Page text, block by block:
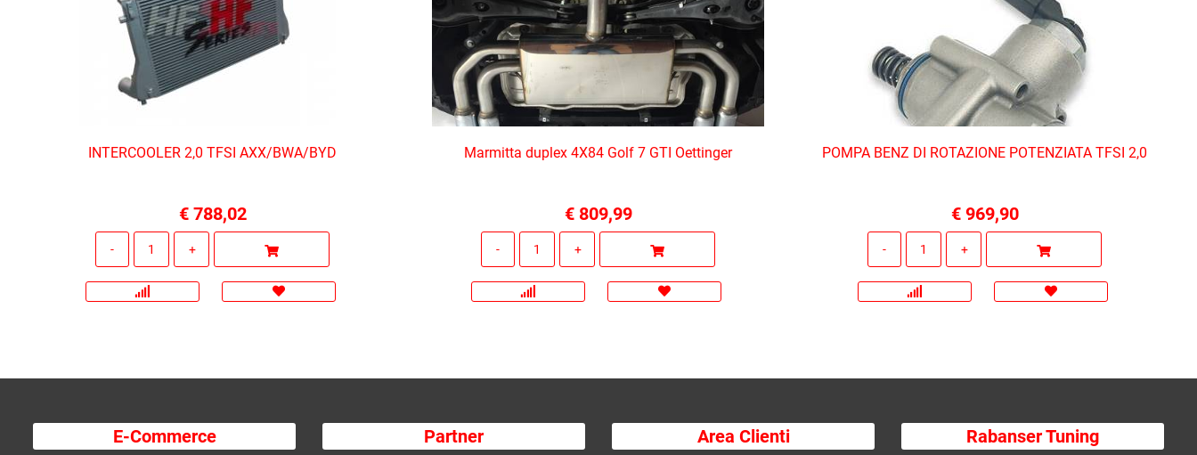
INTERCOOLER 2,0 TFSI AXX/BWA/BYD
€ 788,02
Marmitta duplex 4X84 Golf 7 GTI Oettinger
€ 809,99
POMPA BENZ DI ROTAZIONE POTENZIATA TFSI 2,0
€ 969,90
E-Commerce Partner Area Clienti Rabanser Tuning